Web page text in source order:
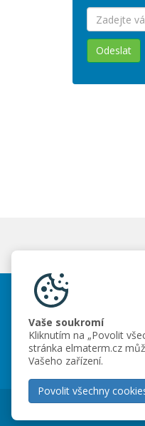
Odeslat
Dr. M.
+420 485
Vaše soukromí
Kliknutím na „Povolit
stránka elmaterm.cz
Vašeho zařízení.
Povolit všechny